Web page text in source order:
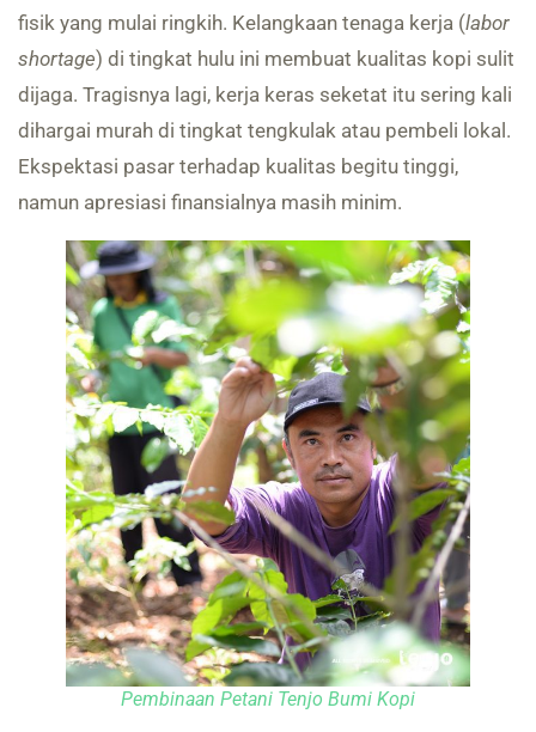
fisik yang mulai ringkih. Kelangkaan tenaga kerja (labor
shortage) di tingkat hulu ini membuat kualitas kopi sulit
dijaga. Tragisnya lagi, kerja keras seketat itu sering kali
dihargai murah di tingkat tengkulak atau pembeli lokal.
Ekspektasi pasar terhadap kualitas begitu tinggi,
namun apresiasi finansialnya masih minim.
Pembinaan Petani Tenjo Bumi Kopi